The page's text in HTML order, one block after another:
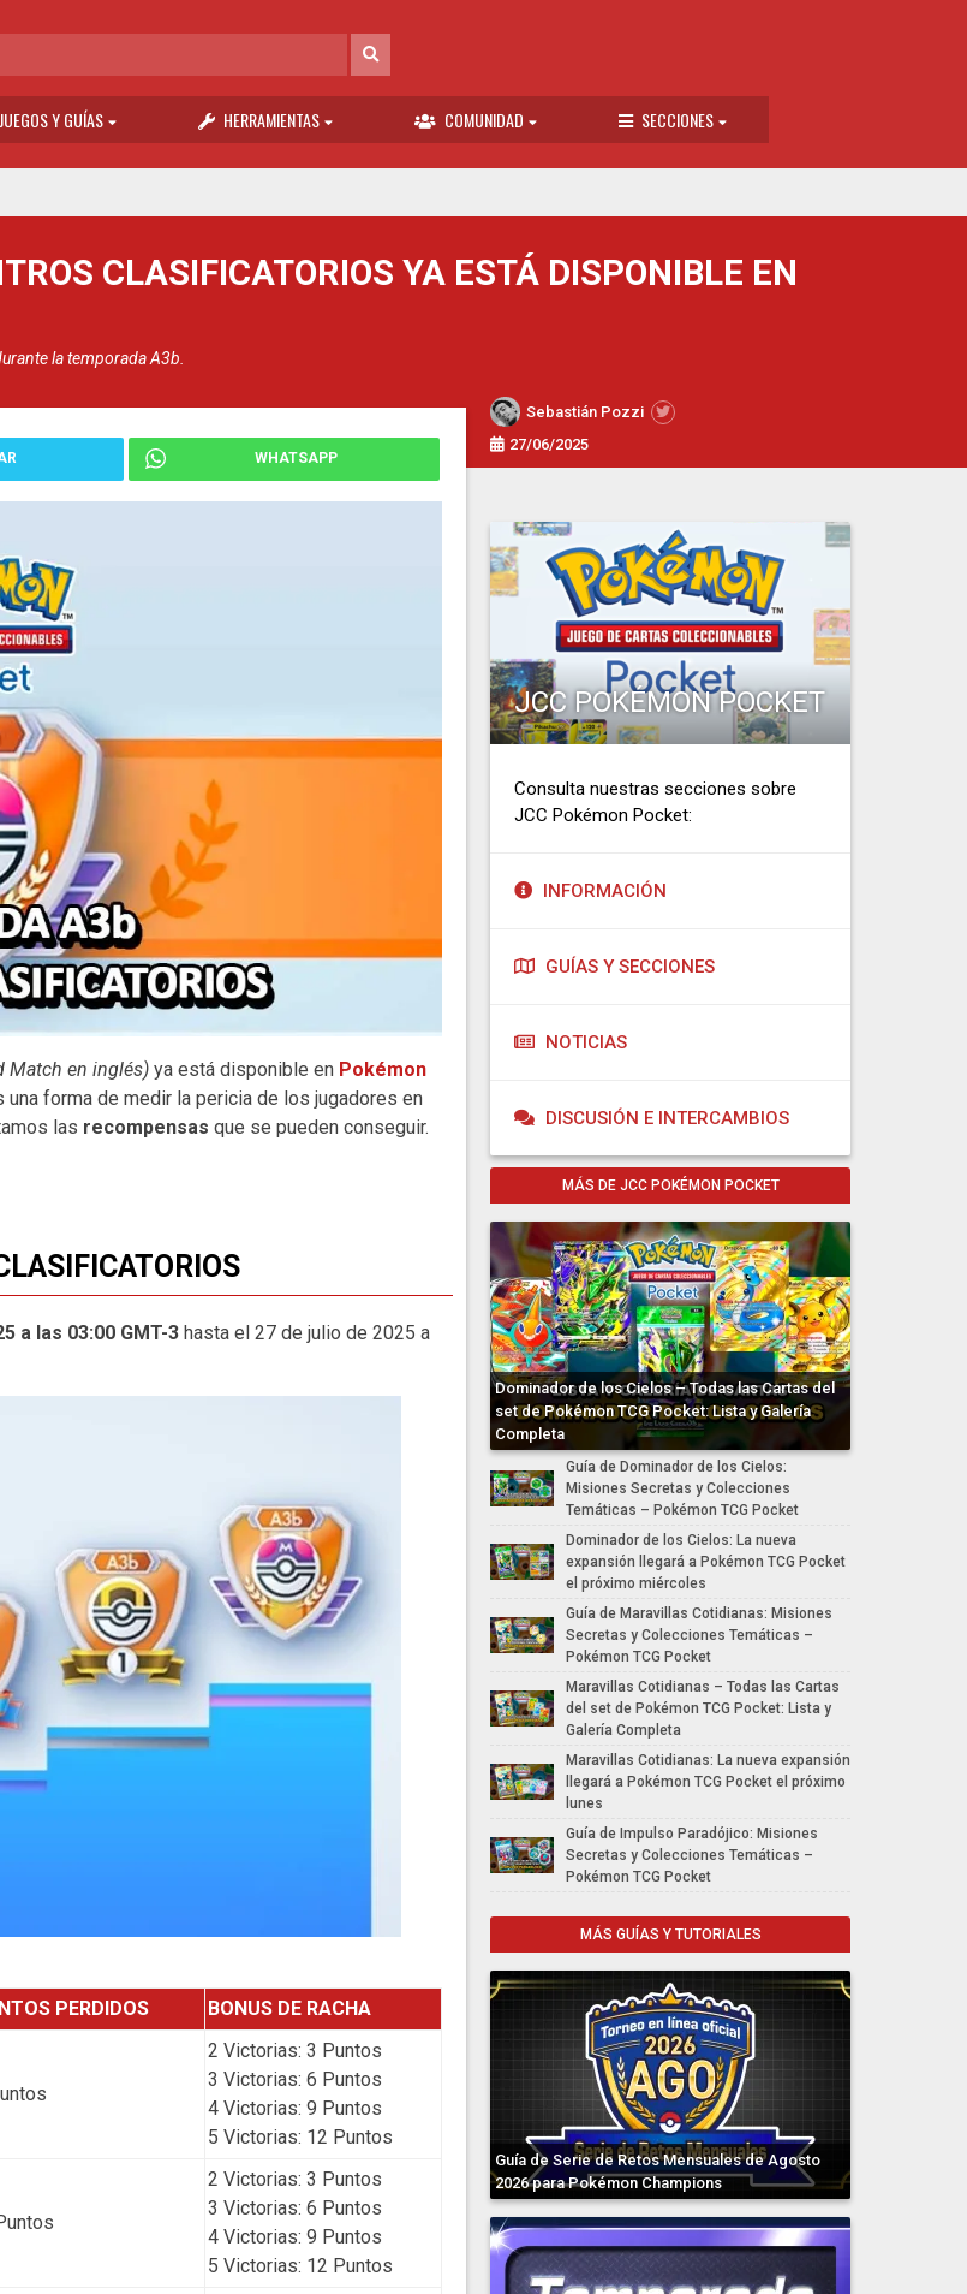
JUEGOS Y GUÍAS HERRAMIENTAS COMUNIDAD SECCIONES
CLASIFICATORIOS YA ESTÁ DISPONIBLE EN
la temporada A3b.
Sebastián Pozzi
27/06/2025
WHATSAPP
Match en inglés) ya está disponible en Pokémon
una forma de medir la pericia de los jugadores en
las recompensas que se pueden conseguir.
a las 03:00 GMT-3 hasta el 27 de julio de 2025 a
PERDIDOS BONUS DE RACHA
2 Victorias: 3 Puntos
3 Victorias: 6 Puntos
4 Victorias: 9 Puntos
5 Victorias: 12 Puntos
2 Victorias: 3 Puntos
3 Victorias: 6 Puntos
4 Victorias: 9 Puntos
5 Victorias: 12 Puntos
JCC POKÉMON POCKET
Consulta nuestras secciones sobre
JCC Pokémon Pocket:
INFORMACIÓN
GUÍAS Y SECCIONES
NOTICIAS
DISCUSIÓN E INTERCAMBIOS
MÁS DE JCC POKÉMON POCKET
Dominador de los Cielos – Todas las Cartas del
set de Pokémon TCG Pocket: Lista y Galería
Completa
Guía de Dominador de los Cielos:
Misiones Secretas y Colecciones
Temáticas – Pokémon TCG Pocket
Dominador de los Cielos: La nueva
expansión llegará a Pokémon TCG Pocket
el próximo miércoles
Guía de Maravillas Cotidianas: Misiones
Secretas y Colecciones Temáticas –
Pokémon TCG Pocket
Maravillas Cotidianas – Todas las Cartas
del set de Pokémon TCG Pocket: Lista y
Galería Completa
Maravillas Cotidianas: La nueva expansión
llegará a Pokémon TCG Pocket el próximo
lunes
Guía de Impulso Paradójico: Misiones
Secretas y Colecciones Temáticas –
Pokémon TCG Pocket
MÁS GUÍAS Y TUTORIALES
Guía de Serie de Retos Mensuales de Agosto
2026 para Pokémon Champions